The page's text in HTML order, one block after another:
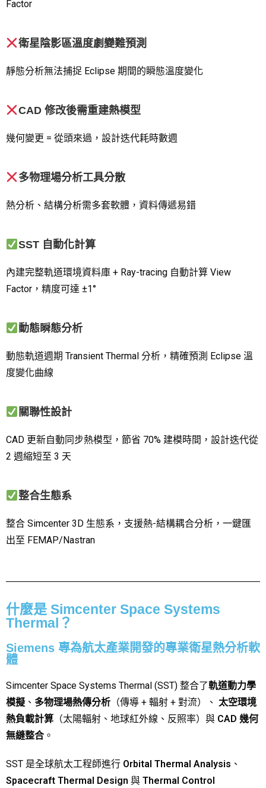
Factor
衛星陰影區溫度劇變難預測
靜態分析無法捕捉 Eclipse 期間的瞬態溫度變化
CAD 修改後需重建熱模型
幾何變更 = 從頭來過，設計迭代耗時數週
多物理場分析工具分散
熱分析、結構分析需多套軟體，資料傳遞易錯
SST 自動化計算
內建完整軌道環境資料庫 + Ray-tracing 自動計算 View
Factor，精度可達 ±1°
動態瞬態分析
動態軌道週期 Transient Thermal 分析，精確預測 Eclipse 溫
度變化曲線
關聯性設計
CAD 更新自動同步熱模型，節省 70% 建模時間，設計迭代從
2 週縮短至 3 天
整合生態系
整合 Simcenter 3D 生態系，支援熱-結構耦合分析，一鍵匯
出至 FEMAP/Nastran
什麼是 Simcenter Space Systems
Thermal？
Siemens 專為航太產業開發的專業衛星熱分析軟
體
Simcenter Space Systems Thermal (SST) 整合了軌道動力學
模擬 、 多物理場熱傳分析 （傳導 + 輻射 + 對流）、 太空環境
熱負載計算 （太陽輻射、地球紅外線、反照率）與 CAD 幾何
無縫整合 。
SST 是全球航太工程師進行 Orbital Thermal Analysis 、
Spacecraft Thermal Design 與 Thermal Control